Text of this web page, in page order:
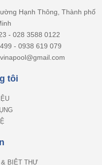
Hạnh Thông, Thành phố
- 028 3588 0122
- 0938 619 079
tôi
BIỆT THỰ